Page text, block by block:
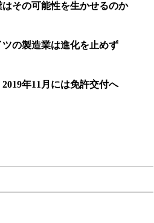
その可能性を生かせるのか
の製造業は進化を止めず
年11月には免許交付へ